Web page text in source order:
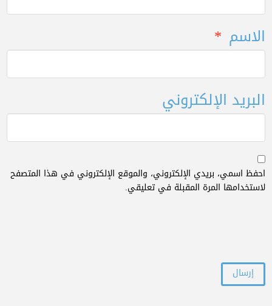
الاسم *
البريد الإلكتروني
احفظ اسمي، بريدي الإلكتروني، والموقع الإلكتروني في هذا المتصفح
لاستخدامها المرة المقبلة في تعليقي.